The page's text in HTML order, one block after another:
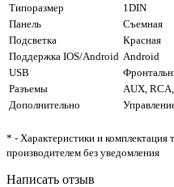
Типоразмер
1DIN
Панель
Cъемная
Подсветка
Красная
Поддержка IOS/Android Android
USB
Разъемы
AUX,
Дополнительно
* - Характеристики и комплектация
производителем без уведомления
Написать отзыв